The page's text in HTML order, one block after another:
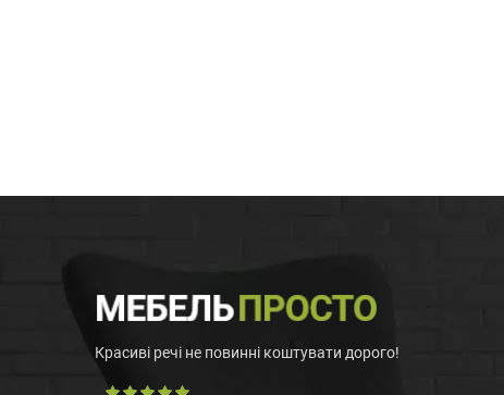
Красиві речі не повинні коштувати дорого!